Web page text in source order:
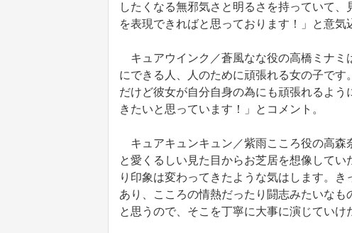
したくなる無邪気さと明るさを持っていて
を表現できればと思っております！」と意気
キュアウインク／蒼風なな役の高橋ミナミ
にできる人、人のために頑張れる女の子で
だけど彼女が自分自身の為にも頑張れるよ
きたいと思っています！」とコメント。
キュアキュンキュン／紫雨こころ役の高森
と愛くるしい見た目からお芝居を想像して
り印象は変わってきたような気はします。
あり、こころの情熱だったり闘志みたいな
と思うので、そこを丁寧に大事に演じていけ